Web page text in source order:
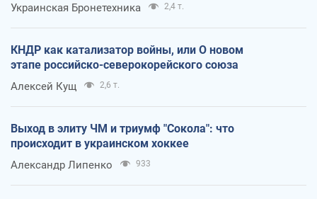
Украинская Бронетехника 2,4 т.
КНДР как катализатор войны, или О новом
этапе российско-северокорейского союза
Алексей Кущ 2,6 т.
Выход в элиту ЧМ и триумф "Сокола": что
происходит в украинском хоккее
Александр Липенко 933